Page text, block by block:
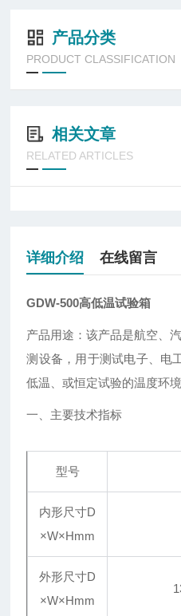
产品分类
PRODUCT CLASSIFICATION
相关文章
RELATED ARTICLES
详细介绍 在线留言
GDW-500高低温试验箱
产品用途：该产品是航空、
测设备，用于测试电子、电
低温、或恒定试验的温度环
一、主要技术指标
型号
内形尺寸D
×W×Hmm
外形尺寸D
×W×Hmm